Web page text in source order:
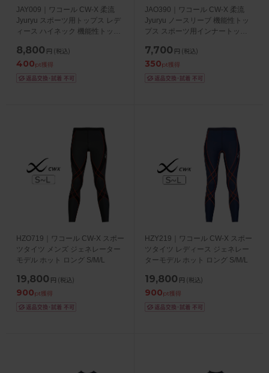
JAY009｜ワコール CW-X 柔流
Jyuryu スポーツ用トップス レデ
ィース ハイネック 機能性トップ
8,800 円 (税込)
400pt獲得
JAO390｜ワコール CW-X 柔流
Jyuryu ノースリーブ 機能性トッ
プス スポーツ用インナートップ
7,700 円 (税込)
350pt獲得
HZO719｜ワコール CW-X スポー
ツタイツ メンズ ジェネレーター
モデル ホット ロング S/M/L
19,800 円 (税込)
900pt獲得
HZY219｜ワコール CW-X スポー
ツタイツ レディース ジェネレー
ターモデル ホット ロング S/M/L
19,800 円 (税込)
900pt獲得